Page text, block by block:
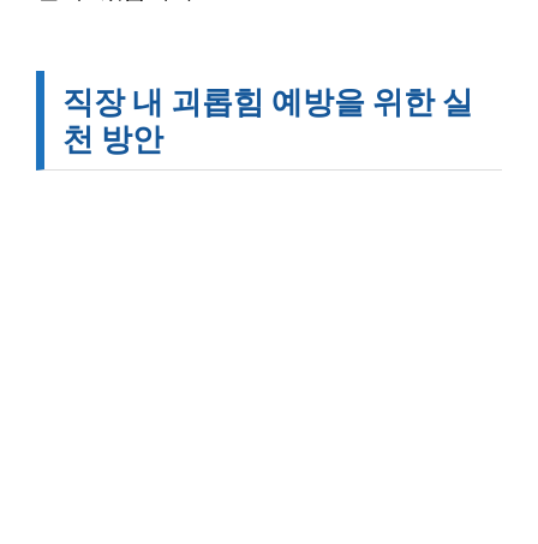
직장 내 괴롭힘 예방을 위한 실
천 방안